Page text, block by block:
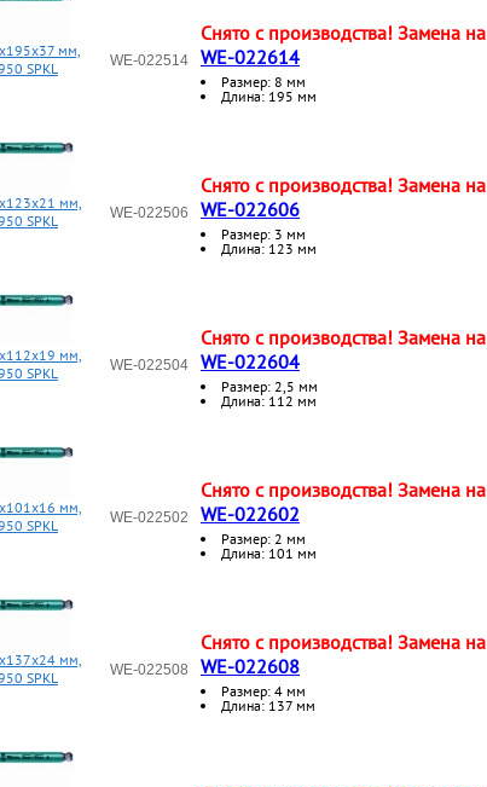
мм,
SPKL
WE-022514
Снято с производства! Замена на
WE-022614
Размер: 8 мм
Длина: 195 мм
мм,
SPKL
WE-022506
Снято с производства! Замена на
WE-022606
Размер: 3 мм
Длина: 123 мм
мм,
SPKL
WE-022504
Снято с производства! Замена на
WE-022604
Размер: 2,5 мм
Длина: 112 мм
мм,
SPKL
WE-022502
Снято с производства! Замена на
WE-022602
Размер: 2 мм
Длина: 101 мм
мм,
SPKL
WE-022508
Снято с производства! Замена на
WE-022608
Размер: 4 мм
Длина: 137 мм